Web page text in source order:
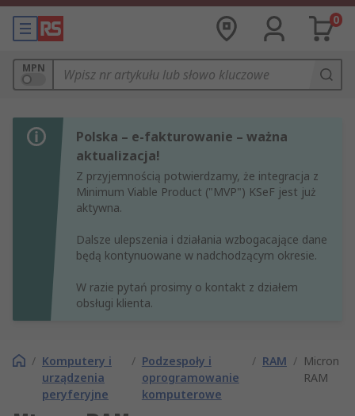
0
MPN
Polska – e-fakturowanie – ważna
aktualizacja!
Z przyjemnością potwierdzamy, że integracja z
Minimum Viable Product ("MVP") KSeF jest już
aktywna.
Dalsze ulepszenia i działania wzbogacające dane
będą kontynuowane w nadchodzącym okresie.
W razie pytań prosimy o kontakt z działem
obsługi klienta.
/ Komputery i
urządzenia
peryferyjne
/ Podzespoły i
oprogramowanie
komputerowe
/ RAM / Micron
RAM